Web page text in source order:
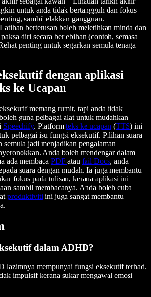
untuk anda tidak bertangguh dan fokus
sambil elakkan gangguan.
berterusan boleh meletihkan minda dan
diri secara berlebihan (contoh, semasa
penting untuk segarkan semula tenaga
dengan aplikasi
ke Ucapan
memang rumit, tapi anda tidak
guna pelbagai alat untuk mudahkan
Speechify. Platform teks ke ucapan (TTS) ini
pelbagai isu fungsi eksekutif. Pilihan suara
semula jadi menjadikan pengalaman
Anda boleh mendengar dalam
ada membaca PDF atau fail Docs, anda
suara dengan mudah. Ia juga membantu
fokus pada tulisan, kerana aplikasi ini
sambil membacanya. Anda boleh cuba
produktiviti ini juga sangat membantu
dalam ADHD?
lazimnya mempunyai fungsi eksekutif terhad.
impulsif kerana sukar mengawal emosi